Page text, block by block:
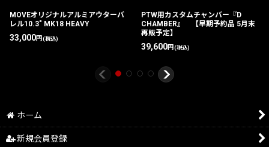
MOVEオリジナルアルミアウターバ
レル10.3" MK18 HEAVY
33,000円(税込)
PTW用カスタムチャンバー『D
CHAMBER』 【早期予約品 5月末
再販予定】
39,600円(税込)
ホーム
新規会員登録